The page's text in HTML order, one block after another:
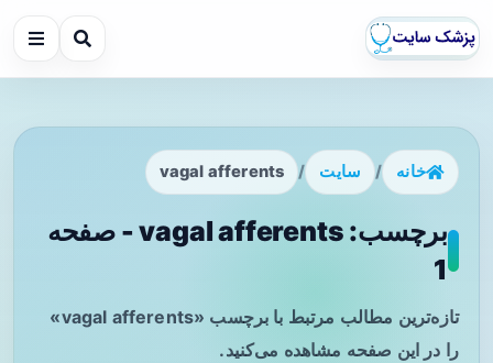
خانه / سایت /
vagal afferents
برچسب: vagal afferents - صفحه
1
تازه‌ترین مطالب مرتبط با برچسب «vagal afferents»
را در این صفحه مشاهده می‌کنید.